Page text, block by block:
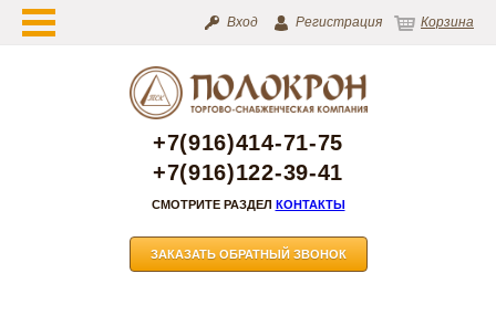
Вход Регистрация Корзина
+7(916)414-71-75
+7(916)122-39-41
СМОТРИТЕ РАЗДЕЛ КОНТАКТЫ
ЗАКАЗАТЬ ОБРАТНЫЙ ЗВОНОК